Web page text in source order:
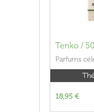
Tenko /
Parfums
18,95 €